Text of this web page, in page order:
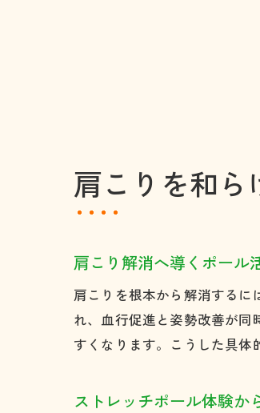
肩こりを和ら
肩こり解消へ導くポール
肩こりを根本から解消する
れ、血行促進と姿勢改善が
すくなります。こうした具体
ストレッチポール体験か